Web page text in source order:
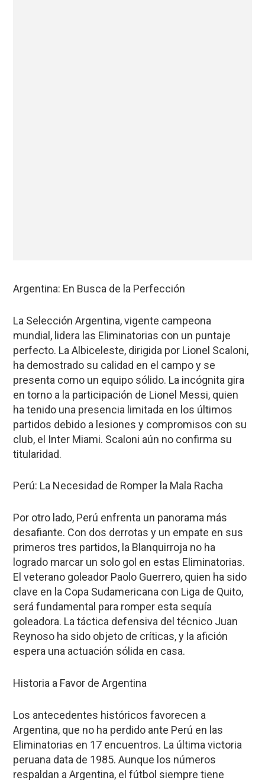
Argentina: En Busca de la Perfección
La Selección Argentina, vigente campeona
mundial, lidera las Eliminatorias con un puntaje
perfecto. La Albiceleste, dirigida por Lionel Scaloni,
ha demostrado su calidad en el campo y se
presenta como un equipo sólido. La incógnita gira
en torno a la participación de Lionel Messi, quien
ha tenido una presencia limitada en los últimos
partidos debido a lesiones y compromisos con su
club, el Inter Miami. Scaloni aún no confirma su
titularidad.
Perú: La Necesidad de Romper la Mala Racha
Por otro lado, Perú enfrenta un panorama más
desafiante. Con dos derrotas y un empate en sus
primeros tres partidos, la Blanquirroja no ha
logrado marcar un solo gol en estas Eliminatorias.
El veterano goleador Paolo Guerrero, quien ha sido
clave en la Copa Sudamericana con Liga de Quito,
será fundamental para romper esta sequía
goleadora. La táctica defensiva del técnico Juan
Reynoso ha sido objeto de críticas, y la afición
espera una actuación sólida en casa.
Historia a Favor de Argentina
Los antecedentes históricos favorecen a
Argentina, que no ha perdido ante Perú en las
Eliminatorias en 17 encuentros. La última victoria
peruana data de 1985. Aunque los números
respaldan a Argentina, el fútbol siempre tiene